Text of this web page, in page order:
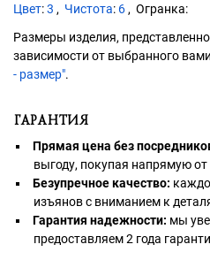
Цвет:3 Чистота: 6
Размеры изделия,
зависимости от выбранного
- размер".
ГАРАНТИЯ
Прямая цена без
выгоду, покупая напрямую от
Безупречное качество:
изъянов с вниманием к
Гарантия надежности: мы
предоставляем 2 года